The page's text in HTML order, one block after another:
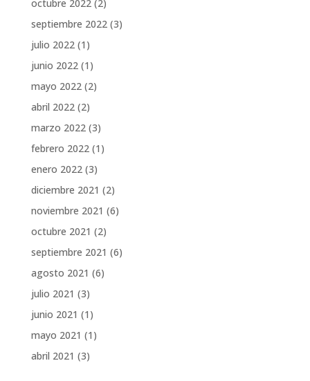
octubre 2022(2)
septiembre 2022(3)
julio 2022(1)
junio 2022(1)
mayo 2022(2)
abril 2022(2)
marzo 2022(3)
febrero 2022(1)
enero 2022(3)
diciembre 2021 (2)
noviembre 2021 (6)
octubre 2021 (2)
septiembre 2021 (6)
agosto 2021 (6)
julio 2021 (3)
junio 2021 (1)
mayo 2021 (1)
abril 2021 (3)